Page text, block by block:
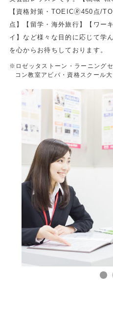
【資格対策・TOEIC🄬450点/
点】【留学・海外旅行】【ワー
イ】など様々な目的に応じて学
を心からお待ちしております。
※ロゼッタストーン・ラーニング
コン教室アビバ・資格スクール